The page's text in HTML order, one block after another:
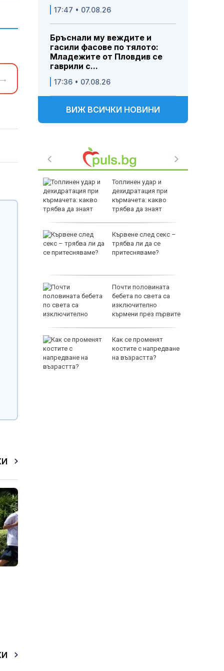
17:47 • 07.08.26
Бръснали му веждите и
гасили фасове по тялото:
Младежите от Пловдив се
гаврили с...
17:36 • 07.08.26
ВИЖ ВСИЧКИ НОВИНИ
и
Топлинен удар и
дехидратация при
кърмачета: какво
трябва да знаят
Кървене след секс –
трябва ли да се
притесняваме?
Почти половината
бебета по света са
изключително
кърмени през първите
Как се променят
костите с напредване
на възрастта?